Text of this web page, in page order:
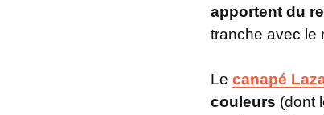
apportent du
tranche avec le
Le canapé
couleurs (dont